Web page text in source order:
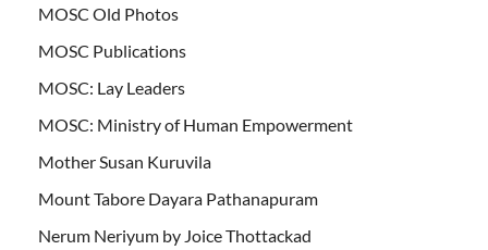
MOSC Old Photos
MOSC Publications
MOSC: Lay Leaders
MOSC: Ministry of Human Empowerment
Mother Susan Kuruvila
Mount Tabore Dayara Pathanapuram
Nerum Neriyum by Joice Thottackad